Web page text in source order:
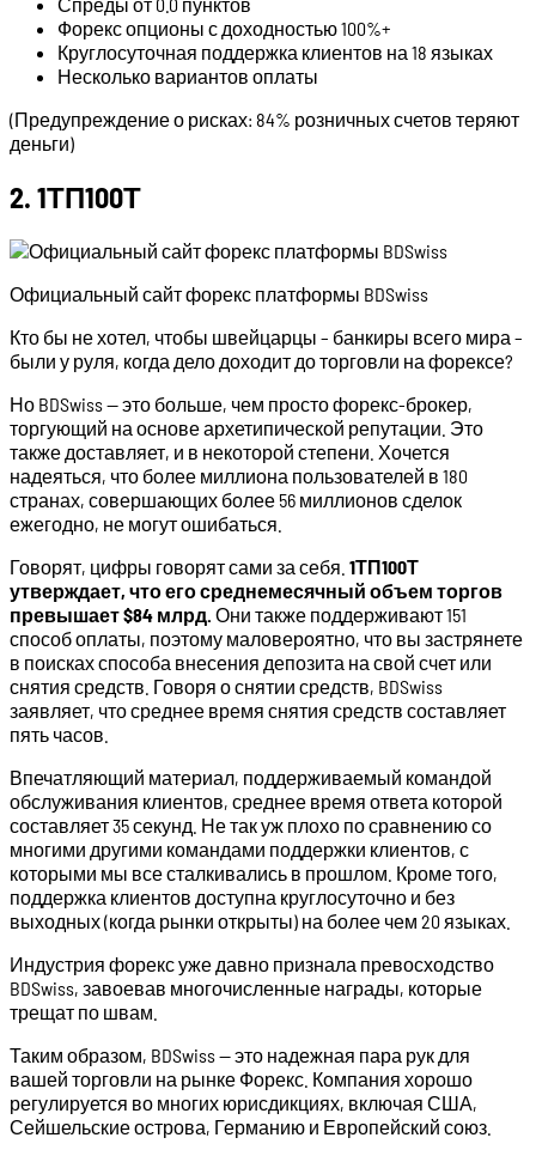
Форекс опционы с доходностью 100%+
Круглосуточная поддержка клиентов на 18 языках
Несколько вариантов оплаты
(Предупреждение о рисках: 84% розничных счетов теряют
деньги)
2. 1ТП100Т
Официальный сайт форекс платформы BDSwiss
Кто бы не хотел, чтобы швейцарцы – банкиры всего мира –
были у руля, когда дело доходит до торговли на форексе?
Но BDSwiss — это больше, чем просто форекс-брокер,
торгующий на основе архетипической репутации. Это
также доставляет, и в некоторой степени. Хочется
надеяться, что более миллиона пользователей в 180
странах, совершающих более 56 миллионов сделок
ежегодно, не могут ошибаться.
Говорят, цифры говорят сами за себя. 1ТП100Т
утверждает, что его среднемесячный объем торгов
превышает $84 млрд. Они также поддерживают 151
способ оплаты, поэтому маловероятно, что вы застрянете
в поисках способа внесения депозита на свой счет или
снятия средств. Говоря о снятии средств, BDSwiss
заявляет, что среднее время снятия средств составляет
пять часов.
Впечатляющий материал, поддерживаемый командой
обслуживания клиентов, среднее время ответа которой
составляет 35 секунд. Не так уж плохо по сравнению со
многими другими командами поддержки клиентов, с
которыми мы все сталкивались в прошлом. Кроме того,
поддержка клиентов доступна круглосуточно и без
выходных (когда рынки открыты) на более чем 20 языках.
Индустрия форекс уже давно признала превосходство
BDSwiss, завоевав многочисленные награды, которые
трещат по швам.
Таким образом, BDSwiss — это надежная пара рук для
вашей торговли на рынке Форекс. Компания хорошо
регулируется во многих юрисдикциях, включая США,
Сейшельские острова, Германию и Европейский союз.